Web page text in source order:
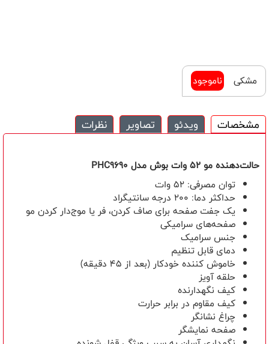
مشکی ناموجود
مشخصات ویدئو تصاویر نظرات
حالت‌دهنده‌ مو 52 وات بوش مدل
PHC9690
توان مصرفی: 52 وات
حداکثر دما: 200 درجه سانتیگراد
یک جفت صفحه برای صاف کردن، فر یا موج‌دار کردن مو
صفحه‌های سرامیکی
جنس سرامیک
دمای قابل تنظیم
خاموش کننده خودکار (بعد از ۴۵ دقیقه)
حلقه آویز
کیف نگهدارنده
کیف مقاوم در برابر حرارت
چراغ نشانگر
صفحه نمایشگر